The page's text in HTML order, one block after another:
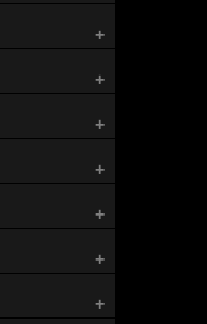
+
+
+
+
+
+
+